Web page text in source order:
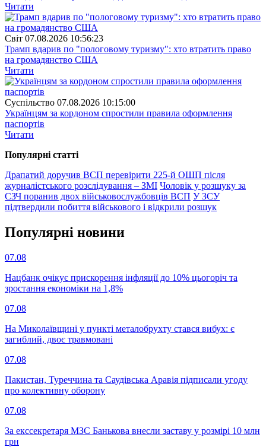
Читати
Свiт 07.08.2026 10:56:23
Трамп вдарив по "пологовому туризму": хто втратить право
на громадянство США
Читати
Суспiльство 07.08.2026 10:15:00
Українцям за кордоном спростили правила оформлення
паспортів
Читати
Популярнi статтi
Драпатий доручив ВСП перевірити 225-й ОШП після
журналістського розслідування – ЗМІ Чоловік у розшуку за
СЗЧ поранив двох військовослужбовців ВСП У ЗСУ
підтвердили побиття військового і відкрили розшук
Популярнi новини
07.08
Нацбанк очікує прискорення інфляції до 10% цьогоріч та
зростання економіки на 1,8%
07.08
На Миколаївщині у пункті металобрухту стався вибух: є
загиблий, двоє травмовані
07.08
Пакистан, Туреччина та Саудівська Аравія підписали угоду
про колективну оборону
07.08
За екссекретаря МЗС Банькова внесли заставу у розмірі 10 млн
грн